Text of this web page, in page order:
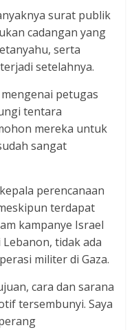
surat publik
cadangan yang
serta
setelahnya.
petugas
tentara
mereka untuk
sangat
perencanaan
terdapat
kampanye Israel
tidak ada
militer di Gaza.
cara dan sarana
tersembunyi. Saya